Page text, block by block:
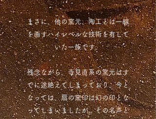
まさに、他の窯元、陶工とは一線
を画すハイレベルな技術を有して
いた一族です。
残念ながら、寺見直系の窯元はす
でに途絶えてしまっており、今と
なっては、扇の窯印は幻の印とな
ってしまいましたが、その名声と